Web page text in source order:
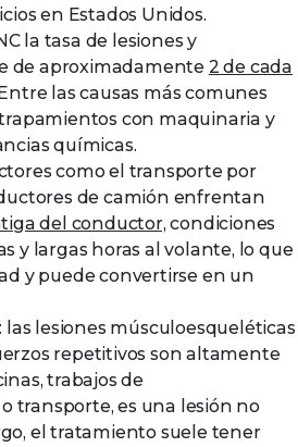
en Estados Unidos.
la tasa de lesiones y
de aproximadamente 2 de cada
las causas más comunes
con maquinaria y
químicas.
como el transporte por
de camión enfrentan
del conductor, condiciones
y largas horas al volante, lo que
y puede convertirse en un
las lesiones músculoesqueléticas
repetitivos son altamente
trabajos de
transporte, es una lesión no
el tratamiento suele tener